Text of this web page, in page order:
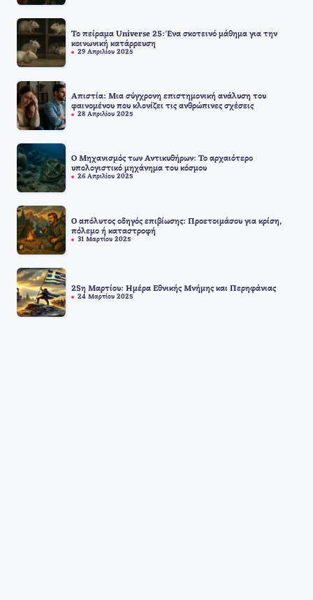
Το πείραμα Universe 25: Ένα σκοτεινό μάθημα για την
κοινωνική κατάρρευση
29 Απριλίου 2025
Απιστία: Μια σύγχρονη επιστημονική ανάλυση του
φαινομένου που κλονίζει τις ανθρώπινες σχέσεις
28 Απριλίου 2025
Ο Μηχανισμός των Αντικυθήρων: Το αρχαιότερο
υπολογιστικό μηχάνημα του κόσμου
26 Απριλίου 2025
Ο απόλυτος οδηγός επιβίωσης: Προετοιμάσου για κρίση,
πόλεμο ή καταστροφή
31 Μαρτίου 2025
25η Μαρτίου: Ημέρα Εθνικής Μνήμης και Περηφάνιας
24 Μαρτίου 2025